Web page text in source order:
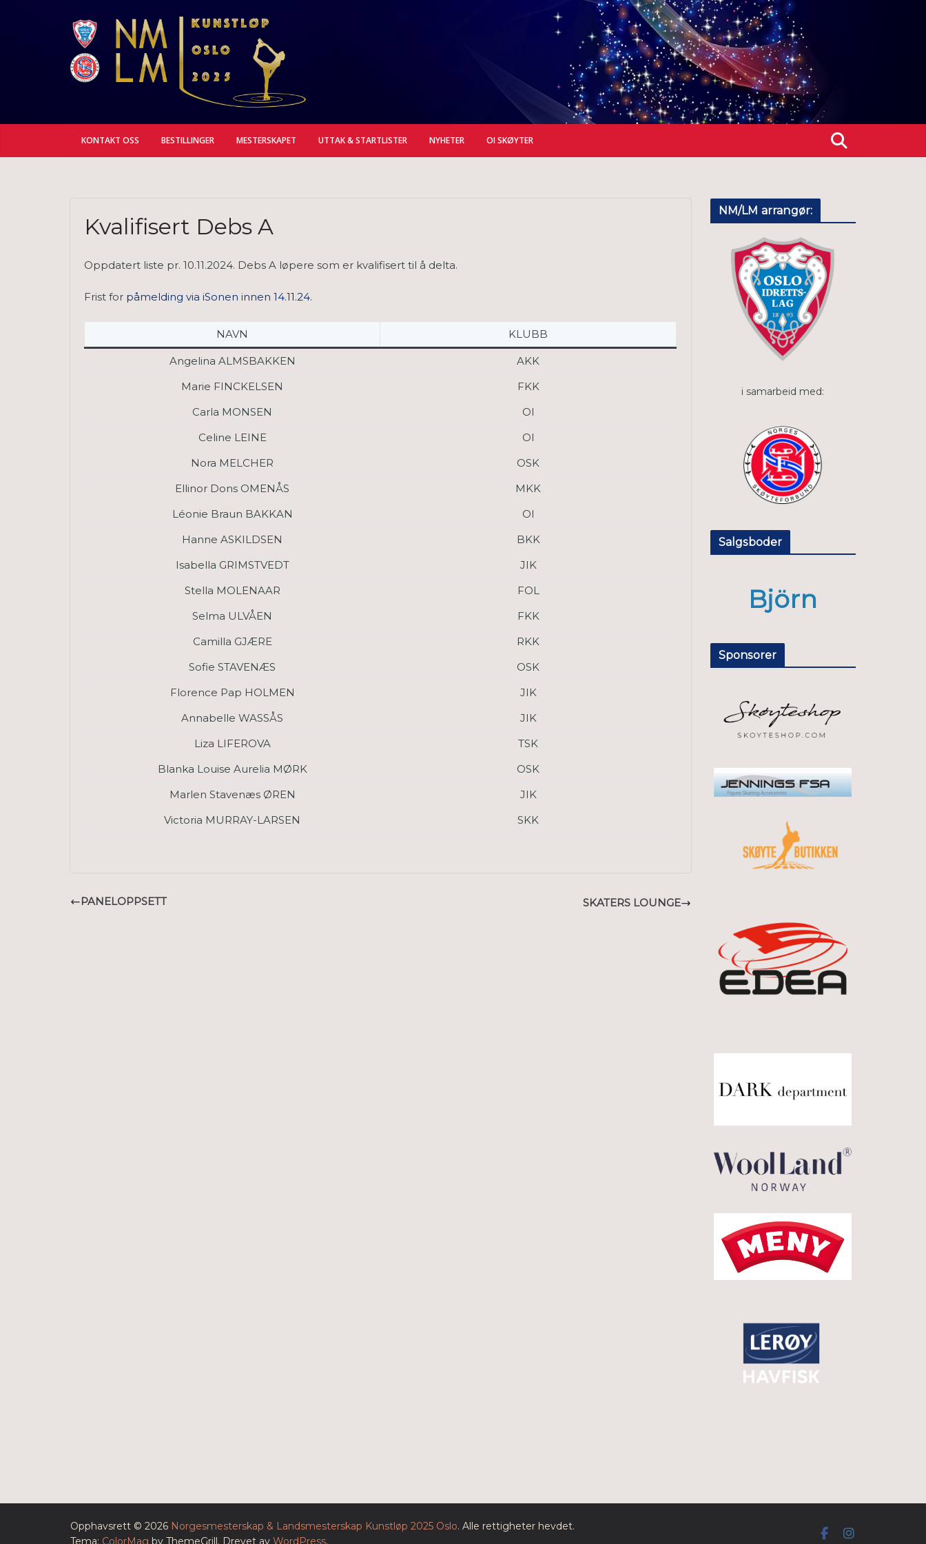
KONTAKT OSS BESTILLINGER MESTERSKAPET UTTAK & STARTLISTER NYHETER OI SKØYTER
Kvalifisert Debs A
Oppdatert liste pr. 10.11.2024. Debs A løpere som er kvalifisert til å delta.
Frist for påmelding via iSonen innen 14.11.24.
NAVN KLUBB
Angelina ALMSBAKKEN
AKK
Marie FINCKELSEN
FKK
Carla MONSEN
OI
Celine LEINE
OI
Nora MELCHER
OSK
Ellinor Dons OMENÅS
MKK
Léonie Braun BAKKAN
OI
Hanne ASKILDSEN
BKK
Isabella GRIMSTVEDT
JIK
Stella MOLENAAR
FOL
Selma ULVÅEN
FKK
Camilla GJÆRE
RKK
Sofie STAVENÆS
OSK
Florence Pap HOLMEN
JIK
Annabelle WASSÅS
JIK
Liza LIFEROVA
TSK
Blanka Louise Aurelia MØRK
OSK
Marlen Stavenæs ØREN
JIK
Victoria MURRAY-LARSEN
SKK
PANELOPPSETT SKATERS LOUNGE
NM/LM arrangør:
i samarbeid med:
Salgsboder
Björn
Sponsorer
Opphavsrett © 2026 Norgesmesterskap & Landsmesterskap Kunstløp 2025 Oslo. Alle rettigheter hevdet.